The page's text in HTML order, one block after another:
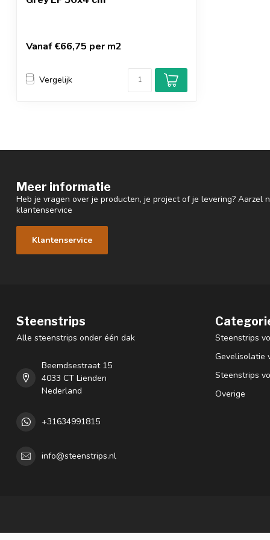
Vanaf €66,75 per m2
Vergelijk
Meer informatie
Heb je vragen over je producten, je project of je levering? Aarzel
klantenservice
Klantenservice
Steenstrips
Alle steenstrips onder één dak
Beemdsestraat 15
4033 CT Lienden
Nederland
+31634991815
info@steenstrips.nl
Steenstrips
Gevelisolatie
Steenstrips
Overige